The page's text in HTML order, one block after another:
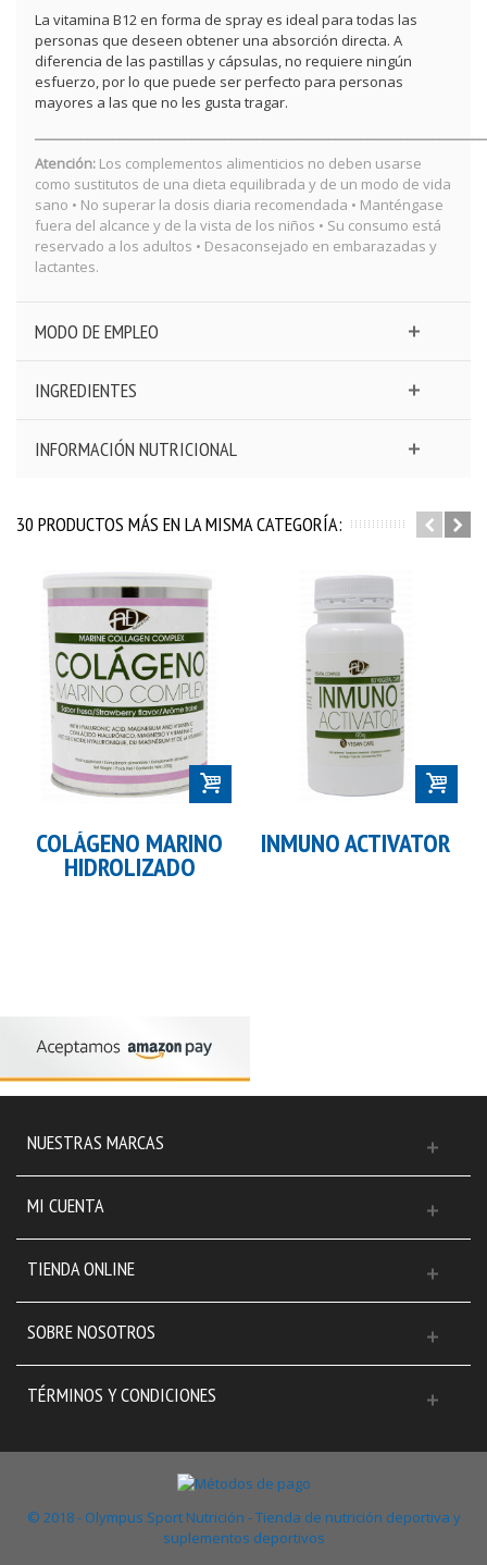
La vitamina B12 en forma de spray es ideal para todas las
personas que deseen obtener una absorción directa. A
diferencia de las pastillas y cápsulas, no requiere ningún
esfuerzo, por lo que puede ser perfecto para personas
mayores a las que no les gusta tragar.
Atención: Los complementos alimenticios no deben usarse
como sustitutos de una dieta equilibrada y de un modo de vida
sano • No superar la dosis diaria recomendada • Manténgase
fuera del alcance y de la vista de los niños • Su consumo está
reservado a los adultos • Desaconsejado en embarazadas y
lactantes.
MODO DE EMPLEO
INGREDIENTES
INFORMACIÓN NUTRICIONAL
30 PRODUCTOS MÁS EN LA MISMA CATEGORÍA:
COLÁGENO MARINO
HIDROLIZADO
INMUNO ACTIVATOR
NUESTRAS MARCAS
MI CUENTA
TIENDA ONLINE
SOBRE NOSOTROS
TÉRMINOS Y CONDICIONES
© 2018 - Olympus Sport Nutrición - Tienda de nutrición deportiva y
suplementos deportivos